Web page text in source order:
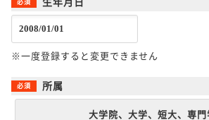
生年月日
※一度登録すると変更できません
所属
大学院、大学、短大、専門